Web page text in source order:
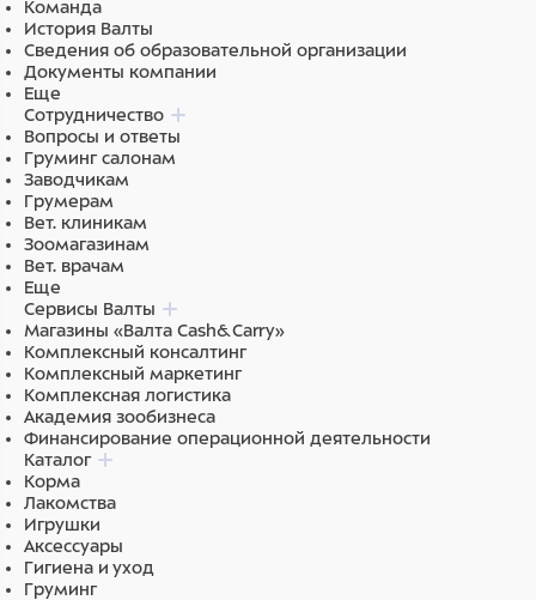
Команда
История Валты
Сведения об образовательной организации
Документы компании
Еще
Сотрудничество
Вопросы и ответы
Груминг салонам
Заводчикам
Грумерам
Вет. клиникам
Зоомагазинам
Вет. врачам
Еще
Сервисы Валты
Магазины «Валта Cash&Carry»
Комплексный консалтинг
Комплексный маркетинг
Комплексная логистика
Академия зообизнеса
Финансирование операционной деятельности
Каталог
Корма
Лакомства
Игрушки
Аксессуары
Гигиена и уход
Груминг